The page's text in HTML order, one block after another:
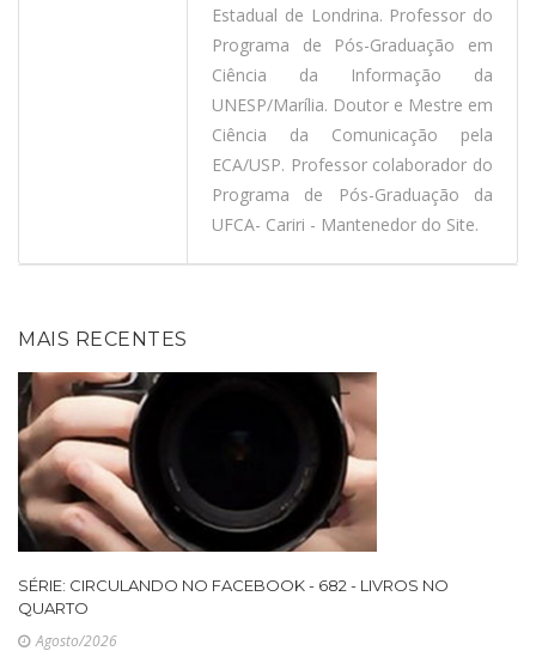
Estadual de Londrina. Professor do
Programa de Pós-Graduação em
Ciência da Informação da
UNESP/Marília. Doutor e Mestre em
Ciência da Comunicação pela
ECA/USP. Professor colaborador do
Programa de Pós-Graduação da
UFCA- Cariri - Mantenedor do Site.
MAIS RECENTES
SÉRIE: CIRCULANDO NO FACEBOOK - 682 - LIVROS NO
QUARTO
Agosto/2026